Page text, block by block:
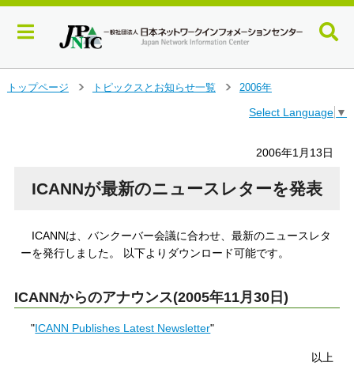
トップページ
トピックスとお知らせ一覧
2006年
Select Language ▼
2006年1月13日
ICANNが最新のニュースレターを発表
ICANNは、バンクーバー会議に合わせ、最新のニュースレタ
ーを発行しました。 以下よりダウンロード可能です。
ICANNからのアナウンス(2005年11月30日)
"ICANN Publishes Latest Newsletter"
以上